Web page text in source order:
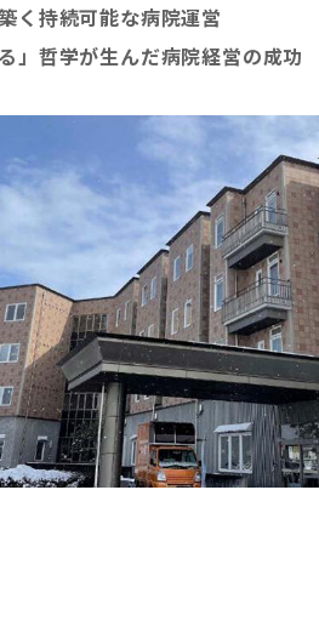
く持続可能な病院運営
」哲学が生んだ病院経営の成功